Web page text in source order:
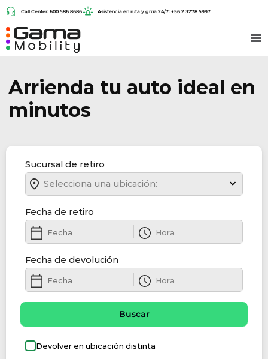
Call Center: 600 586 8686 Asistencia en ruta y grúa 24/7: +56 2 3278 5997
Arrienda tu auto ideal en
minutos
Sucursal de retiro
Selecciona una ubicación:
Fecha de retiro
Fecha de devolución
Buscar
Devolver en ubicación distinta